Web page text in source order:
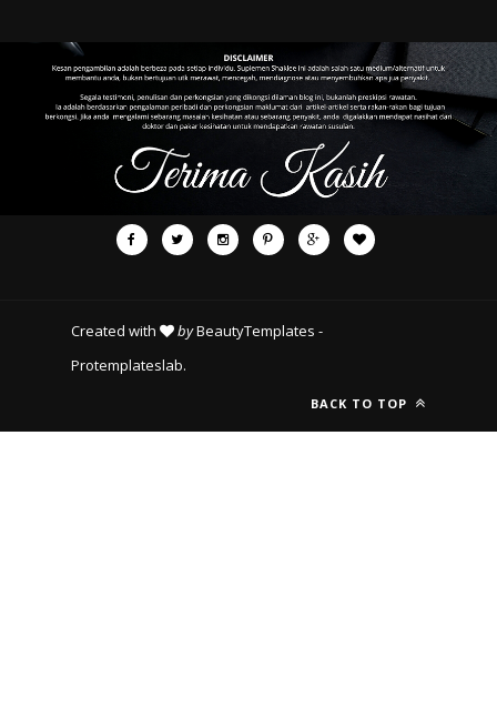
Created with byBeautyTemplates -
Protemplateslab.
BACK TO TOP